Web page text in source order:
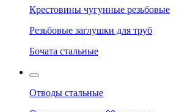
Крестовины чугунные резьбовые
Резьбовые заглушки для труб
Бочата стальные
Отводы стальные